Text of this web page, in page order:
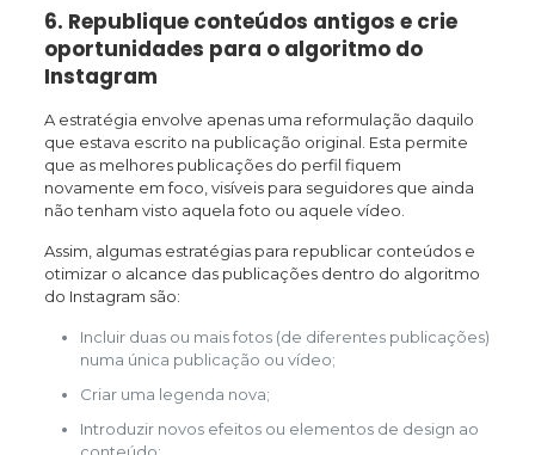
6. Republique conteúdos antigos e crie
oportunidades para o algoritmo do
Instagram
A estratégia envolve apenas uma reformulação daquilo
que estava escrito na publicação original. Esta permite
que as melhores publicações do perfil fiquem
novamente em foco, visíveis para seguidores que ainda
não tenham visto aquela foto ou aquele vídeo.
Assim, algumas estratégias para republicar conteúdos e
otimizar o alcance das publicações dentro do algoritmo
do Instagram são:
Incluir duas ou mais fotos (de diferentes publicações)
numa única publicação ou vídeo;
Criar uma legenda nova;
Introduzir novos efeitos ou elementos de design ao